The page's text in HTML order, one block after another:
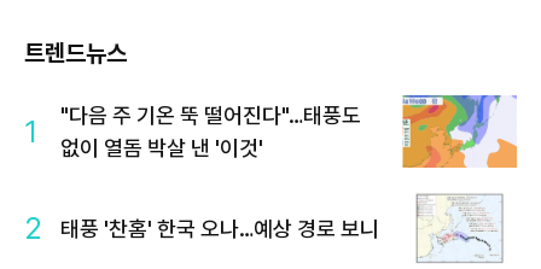
트렌드뉴스
1
"다음 주 기온 뚝 떨어진다"…태풍도
없이 열돔 박살 낸 '이것'
2 태풍 '찬홈' 한국 오나…예상 경로 보니